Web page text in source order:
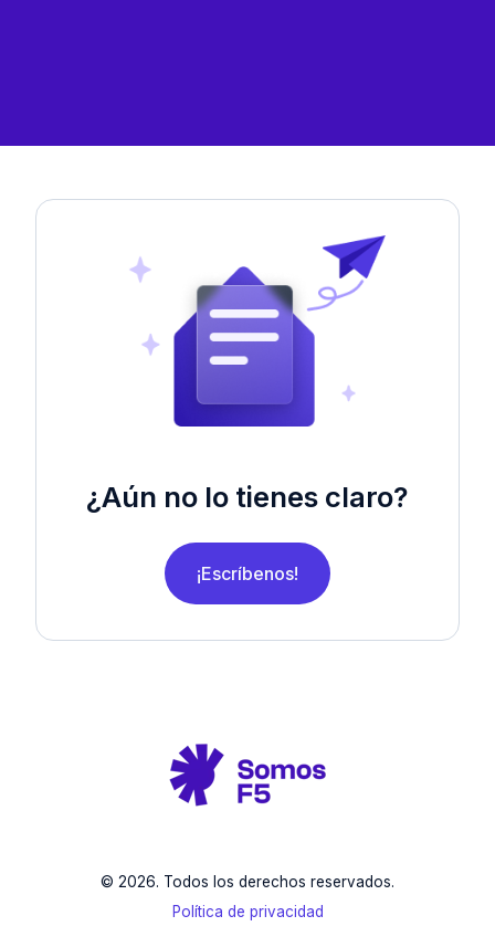
¿Aún no lo tienes claro?
¡Escríbenos!
© 2026. Todos los derechos reservados.
Política de privacidad